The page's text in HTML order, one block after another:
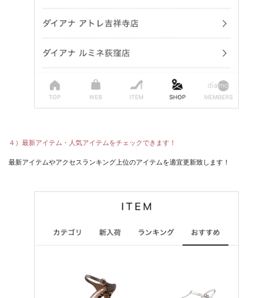
４）最新アイテム・人気アイテムをチェックできます！
最新アイテムやアクセスランキング上位のアイテムを適宜更新致します！